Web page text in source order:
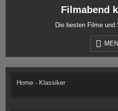
Filmabend
Die besten Filme und
Home - Klassiker